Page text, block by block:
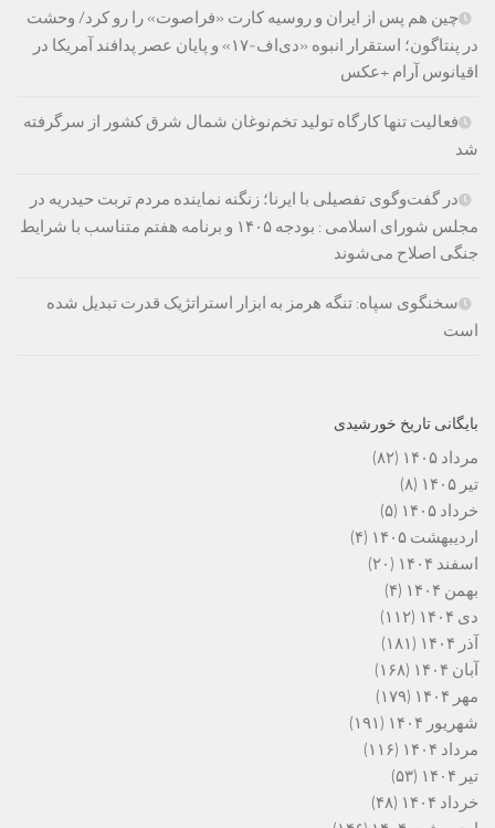
چین هم پس از ایران و روسیه کارت «فراصوت» را رو کرد/ وحشت
در پنتاگون؛ استقرار انبوه «دی‌اف‑۱۷» و پایان عصر پدافند آمریکا در
اقیانوس آرام +عکس
فعالیت تنها کارگاه تولید تخم‌نوغان شمال شرق کشور از سرگرفته
شد
در گفت‌وگوی تفصیلی با ایرنا؛ زنگنه نماینده مردم تربت حیدریه در
مجلس شورای اسلامی : بودجه ۱۴۰۵ و برنامه هفتم متناسب با شرایط
جنگی اصلاح می‌شوند
سخنگوی سپاه: تنگه هرمز به ابزار استراتژیک قدرت تبدیل شده
است
بایگانی تاریخ خورشیدی
مرداد ۱۴۰۵
(۸۲)
تیر ۱۴۰۵
(۸)
خرداد ۱۴۰۵
(۵)
اردیبهشت ۱۴۰۵
(۴)
اسفند ۱۴۰۴
(۲۰)
بهمن ۱۴۰۴
(۴)
دی ۱۴۰۴
(۱۱۲)
آذر ۱۴۰۴
(۱۸۱)
آبان ۱۴۰۴
(۱۶۸)
مهر ۱۴۰۴
(۱۷۹)
شهریور ۱۴۰۴
(۱۹۱)
مرداد ۱۴۰۴
(۱۱۶)
تیر ۱۴۰۴
(۵۳)
خرداد ۱۴۰۴
(۴۸)